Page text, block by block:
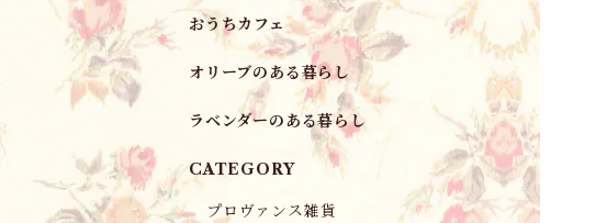
おうちカフェ
オリーブのある暮らし
ラベンダーのある暮らし
CATEGORY
プロヴァンス雑貨